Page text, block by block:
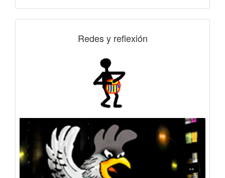
Redes y reflexión